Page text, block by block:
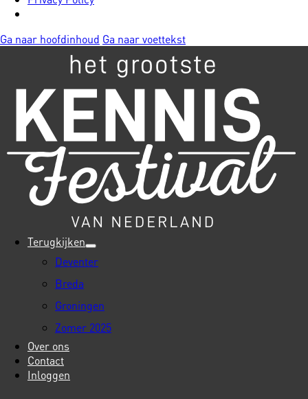
Ga naar hoofdinhoud Ga naar voettekst
Terugkijken
Deventer
Breda
Groningen
Zomer 2025
Over ons
Contact
Inloggen